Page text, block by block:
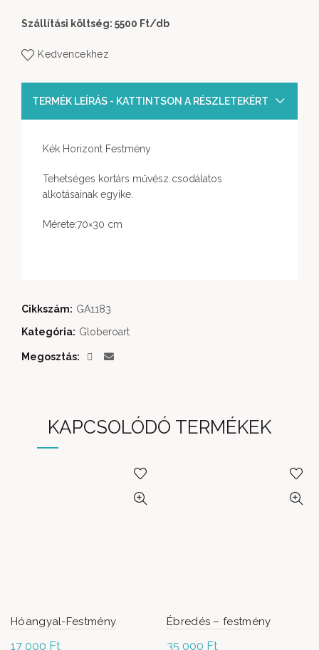
Szállítási költség: 5500 Ft/db
Kedvencekhez
TERMÉK LEÍRÁS - KATTINTSON A RÉSZLETEKÉRT
Kék Horizont Festmény
Tehetséges kortárs művész csodálatos
alkotásainak egyike.
Mérete:70×30 cm
Cikkszám: GA1183
Kategória: Globeroart
Megosztás
KAPCSOLÓDÓ TERMÉKEK
Hóangyal-Festmény
17 000 Ft
Ébredés – festmény
35 000 Ft